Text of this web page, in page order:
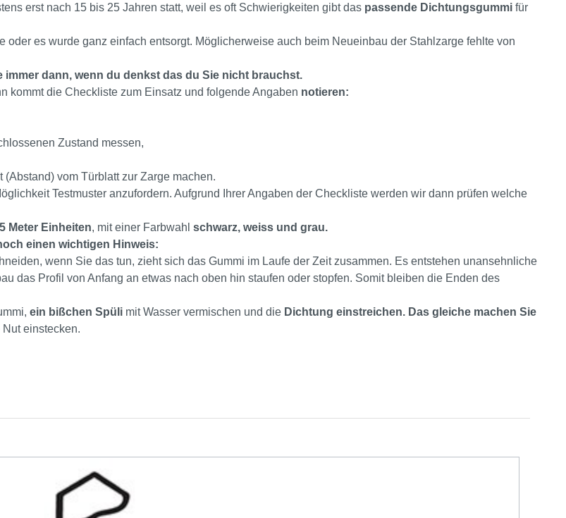
erst nach 15 bis 25 Jahren statt, weil es oft Schwierigkeiten gibt das passende Dichtungsgummi für
oder es wurde ganz einfach entsorgt. Möglicherweise auch beim Neueinbau der Stahlzarge fehlte von
dann, wenn du denkst das du Sie nicht brauchst.
kommt die Checkliste zum Einsatz und folgende Angaben notieren:
Zustand messen,
vom Türblatt zur Zarge machen.
Testmuster anzufordern. Aufgrund Ihrer Angaben der Checkliste werden wir dann prüfen welche
5 Meter Einheiten, mit einer Farbwahl schwarz, weiss und grau.
einen wichtigen Hinweis:
wenn Sie das tun, zieht sich das Gummi im Laufe der Zeit zusammen. Es entstehen unansehnliche
das Profil von Anfang an etwas nach oben hin staufen oder stopfen. Somit bleiben die Enden des
ein bißchen Spüli mit Wasser vermischen und die Dichtung einstreichen. Das gleiche machen Sie
einstecken.